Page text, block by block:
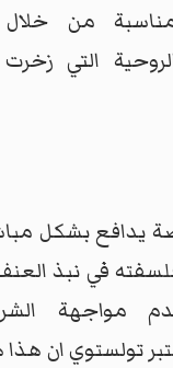
من خلال
التي
يدافع بشكل
في نبذ
مواجهة
تولستوي ان